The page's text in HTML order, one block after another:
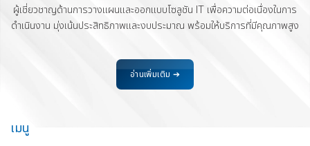
ผู้เชี่ยวชาญด้านการวางแผนและออกแบบโซลูชัน IT เพื่อความต่อเนื่องในการ
ดำเนินงาน มุ่งเน้นประสิทธิภาพและงบประมาณ พร้อมให้บริการที่มีคุณภาพสูง
อ่านเพิ่มเติม ➔
เมนู